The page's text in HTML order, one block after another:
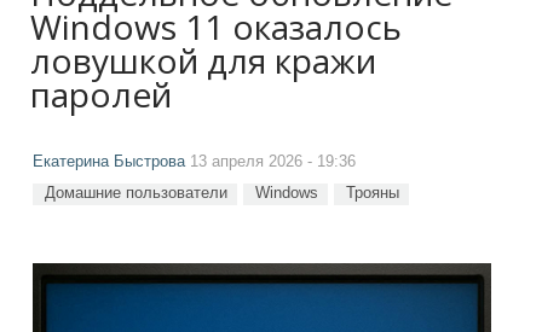
Windows 11 оказалось
ловушкой для кражи
паролей
Екатерина Быстрова13 апреля 2026 - 19:36
Домашние пользователи Windows Трояны